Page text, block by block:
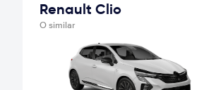
Renault Clio
O similar